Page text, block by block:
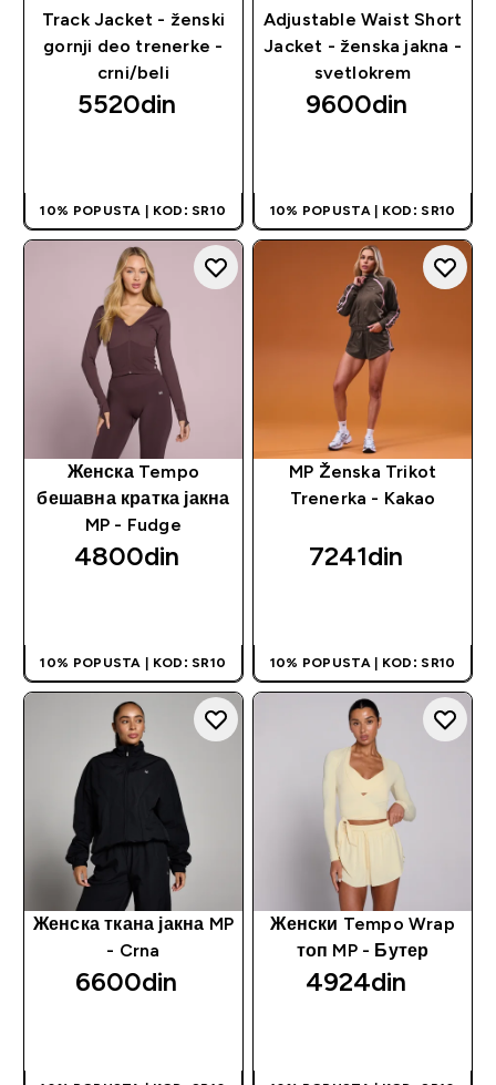
Track Jacket - ženski
gornji deo trenerke -
crni/beli
5520din‎
10% POPUSTA | KOD: SR10
Adjustable Waist Short
Jacket - ženska jakna -
svetlokrem
9600din‎
10% POPUSTA | KOD: SR10
Женска Tempo
бешавна кратка јакна
MP - Fudge
4800din‎
10% POPUSTA | KOD: SR10
MP Ženska Trikot
Trenerka - Kakao
7241din‎
10% POPUSTA | KOD: SR10
Женска ткана јакна MP
- Crna
6600din‎
Женски Tempo Wrap
топ MP - Бутер
4924din‎